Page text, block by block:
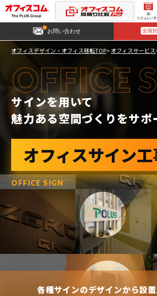
3D
シミュ
ー
お問い合わせ 全国
オフィスデザイン・オフィス移転TOP オフィスサービス
サインを用いて
魅力ある空間づくりをサポ
オフィスサイン
OFFICE SIGN
各種サインのデザインから設